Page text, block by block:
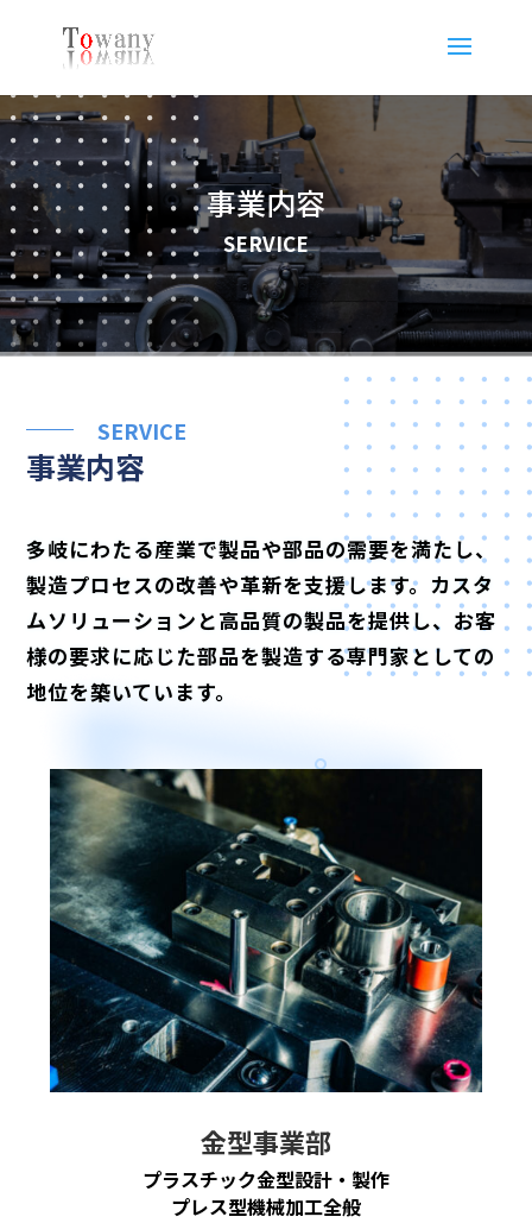
事業内容
SERVICE
SERVICE
事業内容
多岐にわたる産業で製品や部品の需要を満たし、
製造プロセスの改善や革新を支援します。カスタ
ムソリューションと高品質の製品を提供し、お客
様の要求に応じた部品を製造する専門家としての
地位を築いています。
金型事業部
プラスチック金型設計・製作
プレス型機械加工全般